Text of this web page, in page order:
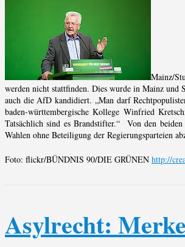
Mainz/
werden nicht stattfinden. Dies wurde in Mainz und
auch die AfD kandidiert. „Man darf
baden-württembergische Kollege Winfried
Tatsächlich sind es Brandstifter.“ Von den
Wahlen ohne Beteiligung der Regierungsparteien
Foto: flickr/BÜNDNIS 90/DIE GRÜNEN http://
Asylrecht: